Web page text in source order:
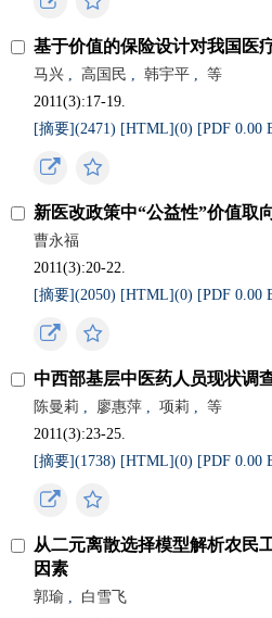
基于价值的保险设计对我国医
马兴 , 高国民 , 韩宇平 ,
等
2011(3):17-19.
[摘要](2471) [HTML](0) [PDF 0.00
新医改政策中“公益性”价值取
曹永福
2011(3):20-22.
[摘要](2050) [HTML](0) [PDF 0.00
中西部基层中医药人员现状调
陈曼莉 , 廖惠萍 , 项莉 ,
等
2011(3):23-25.
[摘要](1738) [HTML](0) [PDF 0.00
从二元离散选择模型解析农民
因素
郭瑜 ,
白雪飞